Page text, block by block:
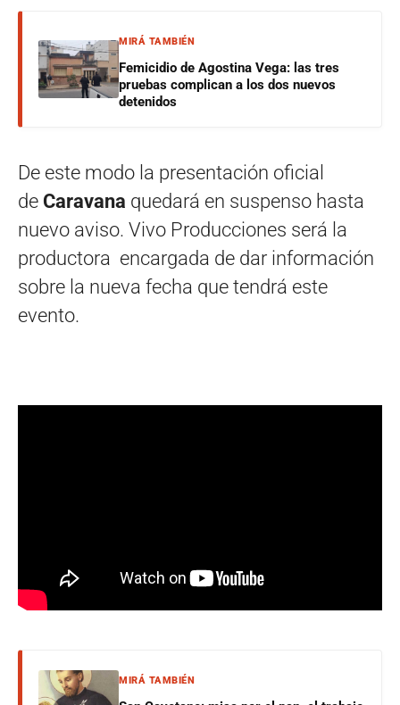
MIRÁ TAMBIÉN
Femicidio de Agostina Vega: las tres
pruebas complican a los dos nuevos
detenidos
De este modo la presentación oficial
de Caravana quedará en suspenso hasta
nuevo aviso. Vivo Producciones será la
productora encargada de dar información
sobre la nueva fecha que tendrá este
evento.
MIRÁ TAMBIÉN